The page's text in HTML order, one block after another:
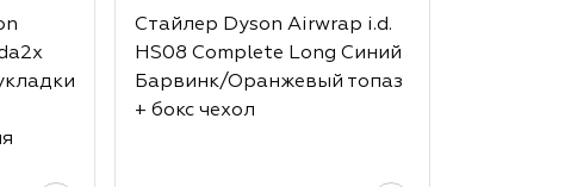
Стайлер Dyson Airwrap i.d.
HS08 Complete Long Синий
Барвинк/Оранжевый топаз
+ бокс чехол